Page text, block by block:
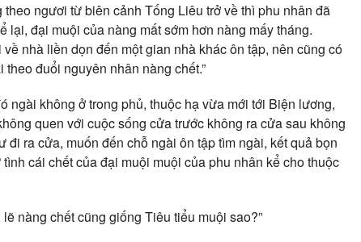
theo ngươi từ biên cảnh Tống Liêu trở về thì phu nhân đã
đại muội của nàng mất sớm hơn nàng mấy tháng.
nhà liền dọn đến một gian nhà khác ôn tập, nên cũng có
đuổi nguyên nhân nàng chết.”
ngài không ở trong phủ, thuộc hạ vừa mới tới Biện lương,
quen với cuộc sống cửa trước không ra cửa sau không
ra cửa, muốn đến chỗ ngài ôn tập tìm ngài, kết quả bọn
cái chết của đại muội muội của phu nhân kể cho thuộc
nàng chết cũng giống Tiêu tiểu muội sao?”